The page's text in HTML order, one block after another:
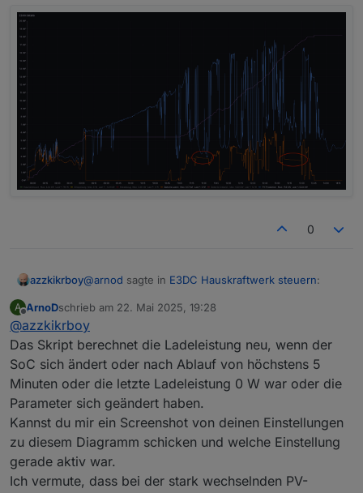
0
azzkikrboy@arnod sagte in E3DC Hauskraftwerk steuern:
steuern:
@arnod sagte inE3DC Hauskraftwerk
steuern
@azzkikrboy
der Überschuss bereits in die
OK, das habe ich mir auch so vorgestellt und
geändert (Resultat siehe unten im Bild).
Aber dann habe ich trotzdem noch eine Frage:
Alles klar, bis zum Start Regelbeginn (jetzt 11 Uhr).
Dann ändert er schön den Ladestrom um nicht in
die Begrenzung zu kommen, soweit gut.
ABER, wenn die PV-Leistung sinkt (z.B. Wolken,
siehe rote Kreise) sieht es so aus, als ob er mit
einem vorher berechneten mehr oder weniger
konstantem Ladestrom weiterläuft.
Sollte er hier nicht das neue SOC-Delta berechnen
A
Offline
ArnoDschrieb am 22. Mai 2025, 19:28
zuletzt editiert von
@azzkikrboy
Das Skript berechnet die Ladeleistung neu, wenn der
SoC sich ändert oder nach Ablauf von höchstens 5
Minuten oder die letzte Ladeleistung 0 W war oder die
Parameter sich geändert haben.
Kannst du mir ein Screenshot von deinen Einstellungen
zu diesem Diagramm schicken und welche Einstellung
gerade aktiv war.
Ich vermute, dass bei der stark wechselnden PV-